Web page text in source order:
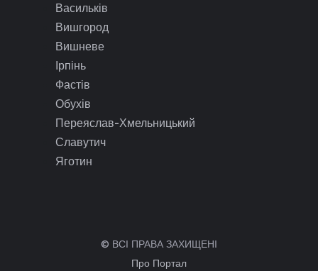
Васильків
Вишгород
Вишневе
Ірпінь
Фастів
Обухів
Переяслав-Хмельницький
Славутич
Яготин
© ВСІ ПРАВА ЗАХИЩЕНІ
Про Портал